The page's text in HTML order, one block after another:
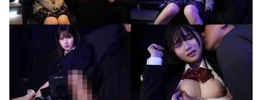
★川口けいと
怖い女上司が脱いだらHで可愛かった話-プライベートSEX編-
はるな愛、映画で自身初の母親役を演じることが発覚したんやが
友達の美人3姉妹に狙われた僕のチ○コ！ 前半